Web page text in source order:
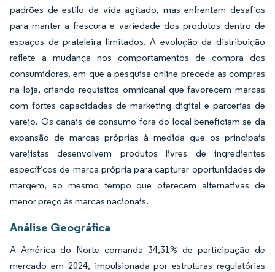
padrões de estilo de vida agitado, mas enfrentam desafios
para manter a frescura e variedade dos produtos dentro de
espaços de prateleira limitados. A evolução da distribuição
reflete a mudança nos comportamentos de compra dos
consumidores, em que a pesquisa online precede as compras
na loja, criando requisitos omnicanal que favorecem marcas
com fortes capacidades de marketing digital e parcerias de
varejo. Os canais de consumo fora do local beneficiam-se da
expansão de marcas próprias à medida que os principais
varejistas desenvolvem produtos livres de ingredientes
específicos de marca própria para capturar oportunidades de
margem, ao mesmo tempo que oferecem alternativas de
menor preço às marcas nacionais.
Análise Geográfica
A América do Norte comanda 34,31% de participação de
mercado em 2024, impulsionada por estruturas regulatórias